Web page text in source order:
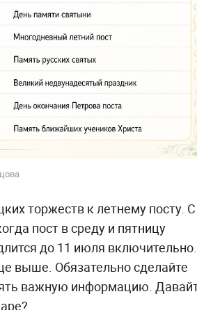
торжеств к летнему посту. С
пост в среду и пятницу
до 11 июля включительно.
выше. Обязательно сделайте
важную информацию.